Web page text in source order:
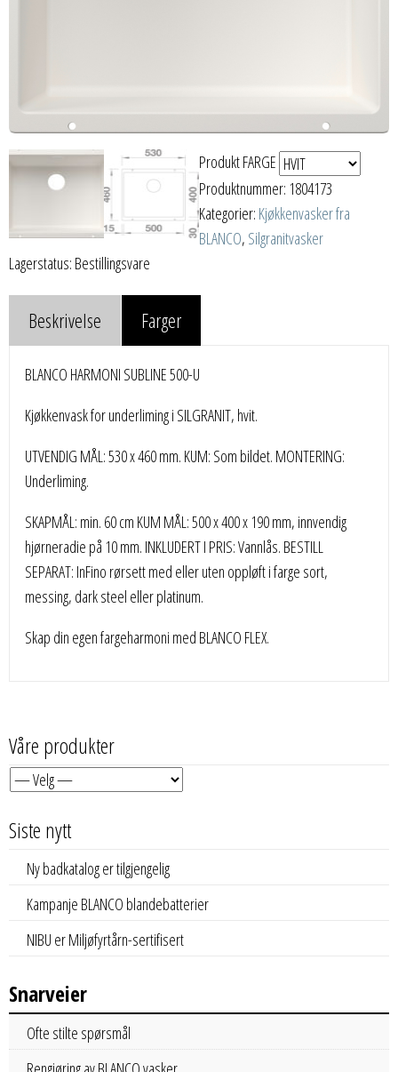
Produkt FARGE
Produktnummer: 1804173
Kategorier: Kjøkkenvasker fra
BLANCO, Silgranitvasker
Lagerstatus: Bestillingsvare
Beskrivelse Farger
BLANCO HARMONI SUBLINE 500-U
Kjøkkenvask for underliming i SILGRANIT, hvit.
UTVENDIG MÅL: 530 x 460 mm. KUM: Som bildet. MONTERING:
Underliming.
SKAPMÅL: min. 60 cm KUM MÅL: 500 x 400 x 190 mm, innvendig
hjørneradie på 10 mm. INKLUDERT I PRIS: Vannlås. BESTILL
SEPARAT: InFino rørsett med eller uten oppløft i farge sort,
messing, dark steel eller platinum.
Skap din egen fargeharmoni med BLANCO FLEX.
Våre produkter
Siste nytt
Ny badkatalog er tilgjengelig
Kampanje BLANCO blandebatterier
NIBU er Miljøfyrtårn-sertifisert
Snarveier
Ofte stilte spørsmål